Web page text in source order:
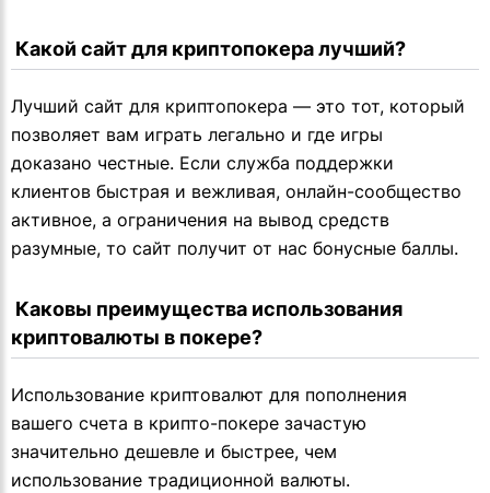
Какой сайт для криптопокера лучший?
Лучший сайт для криптопокера — это тот, который
позволяет вам играть легально и где игры
доказано честные. Если служба поддержки
клиентов быстрая и вежливая, онлайн-сообщество
активное, а ограничения на вывод средств
разумные, то сайт получит от нас бонусные баллы.
криптовалюты в покере?
Использование криптовалют для пополнения
вашего счета в крипто-покере зачастую
значительно дешевле и быстрее, чем
использование традиционной валюты.